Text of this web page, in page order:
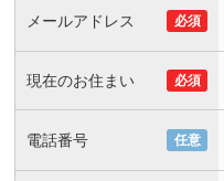
メールアドレス 必須
現在のお住まい 必須
電話番号 任意